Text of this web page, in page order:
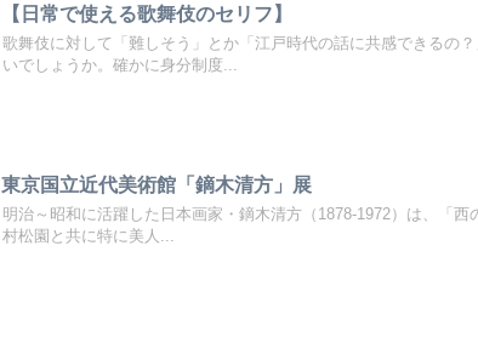
【日常で使える歌舞伎のセリフ】
歌舞伎に対して「難しそう」とか「江戸時代の話に共感できるの
いでしょうか。確かに身分制度...
東京国立近代美術館「鏑木清方」展
明治～昭和に活躍した日本画家・鏑木清方（1878-1972）は、「西
村松園と共に特に美人...